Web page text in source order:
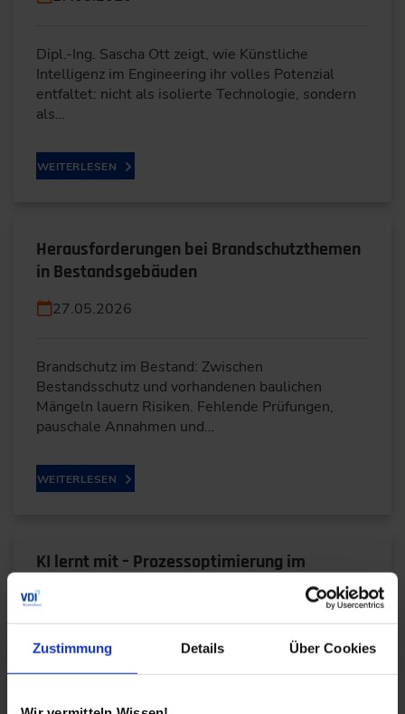
Zustimmung Details Über Cookies
Dipl.-Ing. Sascha Ott zeigt, wie Künstliche
Intelligenz im Engineering ihr volles Potenzial
entfaltet: nicht als isolierte Technologie, sondern
als…
WEITERLESEN
Herausforderungen bei Brandschutzthemen
in Bestandsgebäuden
27.05.2026
Brandschutz im Bestand: Zwischen
Bestandsschutz und vorhandenen baulichen
Mängeln lauern Risiken. Fehlende Prüfungen,
pauschale Annahmen und…
WEITERLESEN
KI lernt mit – Prozessoptimierung im
Spritzguss
22.05.2026
Wie macht man Spritzgießprozesse intelligent?